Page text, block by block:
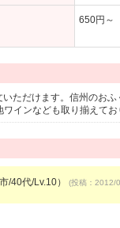
650円～
ただけます。信州のお
インなども取り揃えて
/40代/Lv.10） (投稿：2012/